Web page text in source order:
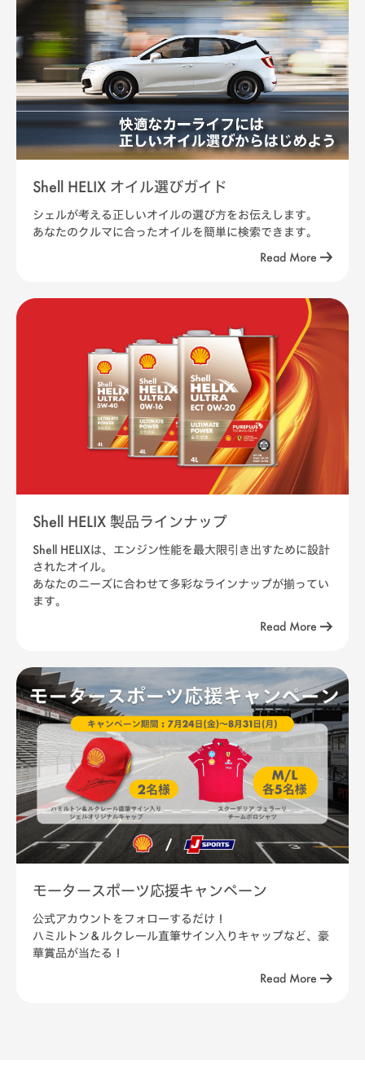
Shell HELIX オイル選びガイド
シェルが考える正しいオイルの選び方をお伝えします。
あなたのクルマに合ったオイルを簡単に検索できます。
Read More
Shell HELIX 製品ラインナップ
Shell HELIXは、エンジン性能を最大限引き出すために設計
されたオイル。
あなたのニーズに合わせて多彩なラインナップが揃ってい
ます。
Read More
モータースポーツ応援キャンペーン
公式アカウントをフォローするだけ！
ハミルトン＆ルクレール直筆サイン入りキャップなど、豪
華賞品が当たる！
Read More